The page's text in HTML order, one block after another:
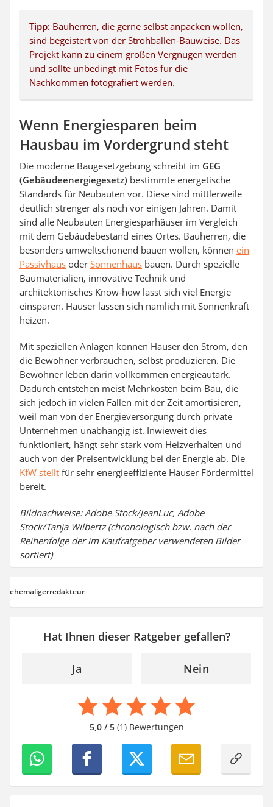
Tipp: Bauherren, die gerne selbst anpacken wollen,
sind begeistert von der Strohballen-Bauweise. Das
Projekt kann zu einem großen Vergnügen werden
und sollte unbedingt mit Fotos für die
Nachkommen fotografiert werden.
Wenn Energiesparen beim
Hausbau im Vordergrund steht
Die moderne Baugesetzgebung schreibt im GEG
(Gebäudeenergiegesetz) bestimmte energetische
Standards für Neubauten vor. Diese sind mittlerweile
deutlich strenger als noch vor einigen Jahren. Damit
sind alle Neubauten Energiesparhäuser im Vergleich
mit dem Gebäudebestand eines Ortes. Bauherren, die
besonders umweltschonend bauen wollen, können ein
Passivhaus oder Sonnenhaus bauen. Durch spezielle
Baumaterialien, innovative Technik und
architektonisches Know-how lässt sich viel Energie
einsparen. Häuser lassen sich nämlich mit Sonnenkraft
heizen.
Mit speziellen Anlagen können Häuser den Strom, den
die Bewohner verbrauchen, selbst produzieren. Die
Bewohner leben darin vollkommen energieautark.
Dadurch entstehen meist Mehrkosten beim Bau, die
sich jedoch in vielen Fällen mit der Zeit amortisieren,
weil man von der Energieversorgung durch private
Unternehmen unabhängig ist. Inwieweit dies
funktioniert, hängt sehr stark vom Heizverhalten und
auch von der Preisentwicklung bei der Energie ab. Die
KfW stellt für sehr energieeffiziente Häuser Fördermittel
bereit.
Bildnachweise: Adobe Stock/JeanLuc, Adobe
Stock/Tanja Wilbertz (chronologisch bzw. nach der
Reihenfolge der im Kaufratgeber verwendeten Bilder
sortiert)
ehemaligerredakteur
Hat Ihnen dieser Ratgeber gefallen?
Ja Nein
5,0 / 5(1) Bewertungen